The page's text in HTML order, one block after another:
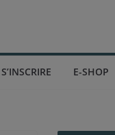
S’INSCRIRE E-SHOP